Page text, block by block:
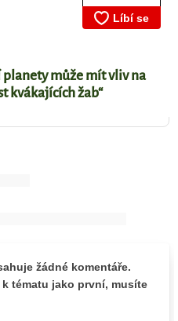
planety může mít vliv na
kvákajících žab“